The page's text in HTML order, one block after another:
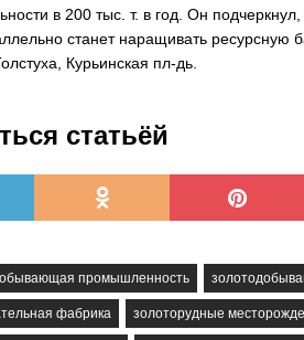
в 200 тыс. т. в год. Он
станет наращивать ресурсную
Курьинская пл-дь.
статьёй
промышленность
фабрика золоторудные